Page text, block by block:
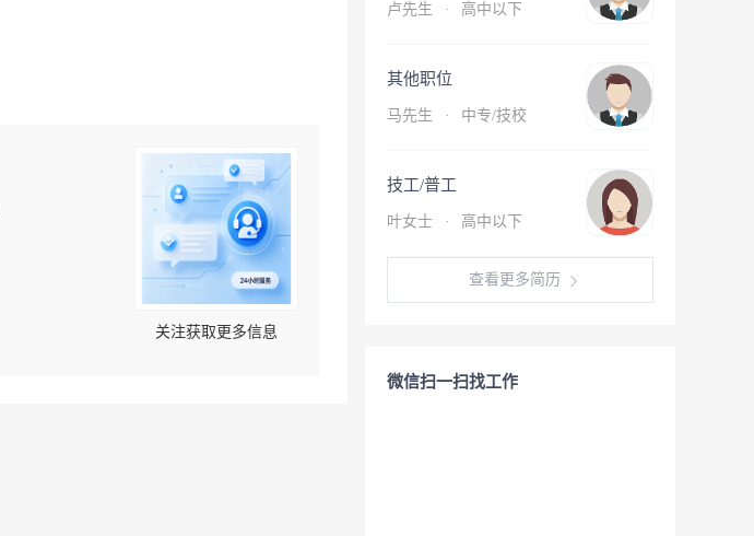
关注获取更多信息
卢先生 · 高中以下
其他职位
马先生 · 中专/技校
技工/普工
叶女士 · 高中以下
查看更多简历
微信扫一扫找工作